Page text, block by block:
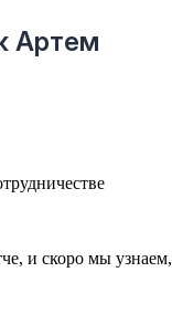
Артем
и скоро мы узнаем,